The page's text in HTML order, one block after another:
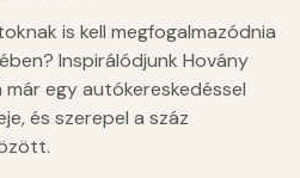
is kell megfogalmazódnia
Inspirálódjunk Hovány
egy autókereskedéssel
és szerepel a száz